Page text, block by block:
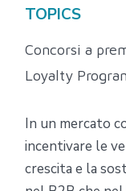
TOPICS
Concorsi a
Loyalty
In un mercato
incentivare le
crescita e la